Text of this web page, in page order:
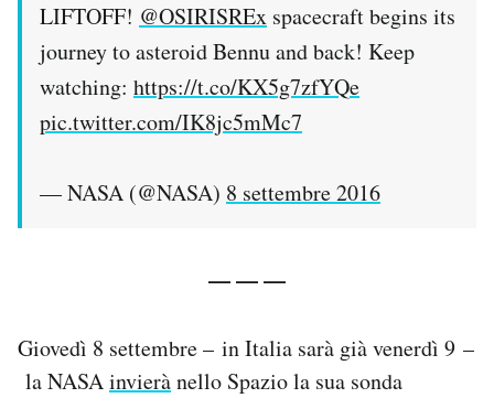
Esci
LIFTOFF! @OSIRISREx spacecraft begins its
journey to asteroid Bennu and back! Keep
watching: https://t.co/KX5g7zfYQe
pic.twitter.com/IK8jc5mMc7
— NASA (@NASA) 8 settembre 2016
— — —
Giovedì 8 settembre – in Italia sarà già venerdì 9 –
la NASAinvierànello Spazio la sua sonda